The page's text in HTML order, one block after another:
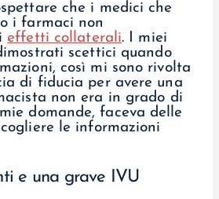
che i medici che
i farmaci non
effetti collaterali. I miei
scettici quando
così mi sono rivolta
di fiducia per avere una
non era in grado di
domande, faceva delle
le informazioni
e una grave IVU